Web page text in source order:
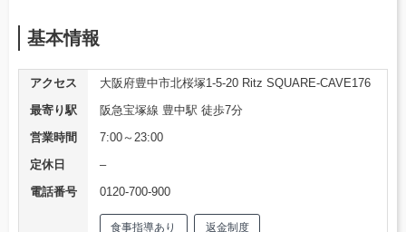
基本情報
アクセス
大阪府豊中市北桜塚1-5-20 Ritz SQUARE-CAVE176
最寄り駅
阪急宝塚線 豊中駅 徒歩7分
営業時間
7:00～23:00
定休日
–
電話番号
0120-700-900
食事指導あり 返金制度